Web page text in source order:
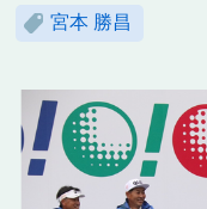
宮本 勝昌